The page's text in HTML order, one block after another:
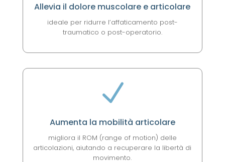
Allevia il dolore muscolare e articolare
ideale per ridurre l’affaticamento post-
traumatico o post-operatorio.
N
Aumenta la mobilità articolare
migliora il ROM (range of motion) delle
articolazioni, aiutando a recuperare la libertà di
movimento.